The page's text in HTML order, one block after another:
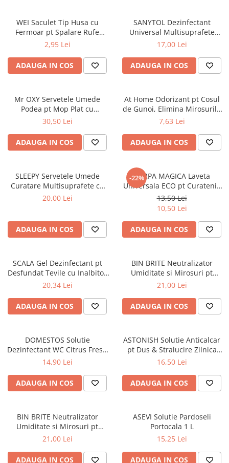
Sampon
Vopsea de par
WEI Saculet Tip Husa cu
Fermoar pt Spalare Rufe
Delicate in Masina de Spalat
2,95 Lei
ADAUGA IN COS
SANYTOL Dezinfectant
Universal Multisuprafete
500ml
17,00 Lei
ADAUGA IN COS
Mr OXY Servetele Umede
Podea pt Mop Plat cu
Bicarbonat 50 buc
30,50 Lei
ADAUGA IN COS
At Home Odorizant pt Cosul
de Gunoi, Elimina Mirosurile
Neplacute 2 buc x 5g LEMON
7,63 Lei
ADAUGA IN COS
SLEEPY Servetele Umede
Curatare Multisuprafete cu
Bicarbonat, Otet Alb, Eucalipt
20,00 Lei
ADAUGA IN COS
-22%
CARPA MAGICA Laveta
Universala ECO pt Curatenie
40x40 cm
13,50 Lei
10,50 Lei
ADAUGA IN COS
SCALA Gel Dezinfectant pt
Desfundat Tevile cu Inalbitor
1L
20,34 Lei
ADAUGA IN COS
BIN BRITE Neutralizator
Umiditate si Mirosuri pt
Pubele & Cosuri de Gunoi
LEMONGRASS500g
21,00 Lei
ADAUGA IN COS
DOMESTOS Solutie
Dezinfectant WC Citrus Fresh
750 ml
14,90 Lei
ADAUGA IN COS
ASTONISH Solutie Anticalcar
pt Dus & Stralucire Zilnica
White Lilies 750 ml
16,50 Lei
ADAUGA IN COS
BIN BRITE Neutralizator
Umiditate si Mirosuri pt
Pubele & Cosuri de Gunoi
21,00 Lei
ADAUGA IN COS
ASEVI Solutie Pardoseli
Portocala 1 L
15,25 Lei
ADAUGA IN COS